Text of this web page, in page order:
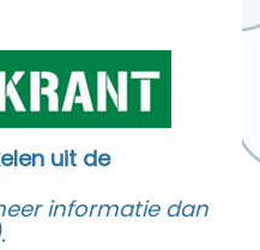
uit de
informatie dan